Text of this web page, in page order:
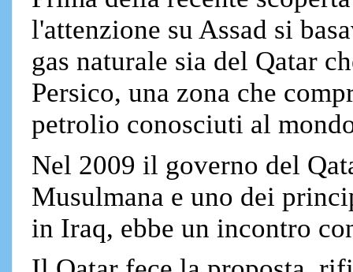
l'attenzione su Assad si
gas naturale sia del Qatar
Persico, una zona che
petrolio conosciuti al
Nel 2009 il governo del
Musulmana e uno dei
in Iraq, ebbe un incontro